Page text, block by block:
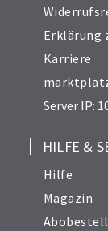
Erklärung
Karriere
Server IP:
HILFE &
Hilfe
Magazin